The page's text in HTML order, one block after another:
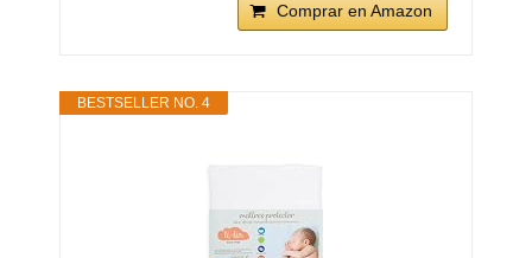
Comprar en Amazon
BESTSELLER NO. 4